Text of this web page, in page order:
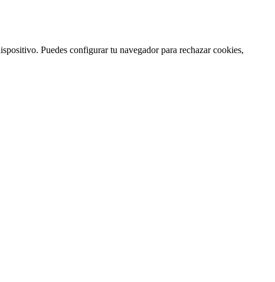
Puedes configurar tu navegador para rechazar cookies,